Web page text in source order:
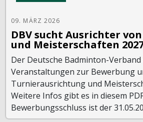
09. MÄRZ 2026
DBV sucht Ausrichter von
und Meisterschaften
Der Deutsche Badminton-Verband
Veranstaltungen zur Bewerbung
Turnierausrichtung und
Weitere Infos gibt es in diesem
Bewerbungsschluss ist der